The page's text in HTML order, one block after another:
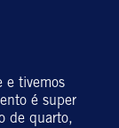
e tivemos
é super
de quarto,